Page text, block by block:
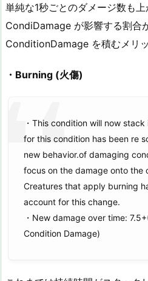
単純な1秒ごとのダメージ数も
CondiDamage が影響する割合
ConditionDamage を積むメリッ
・Burning (火傷)
・This condition will now
for this condition has been re
new behavior.of damaging
focus on the damage onto the
Creatures that apply burning
account for this change.
・New damage over time:
Condition Damage)